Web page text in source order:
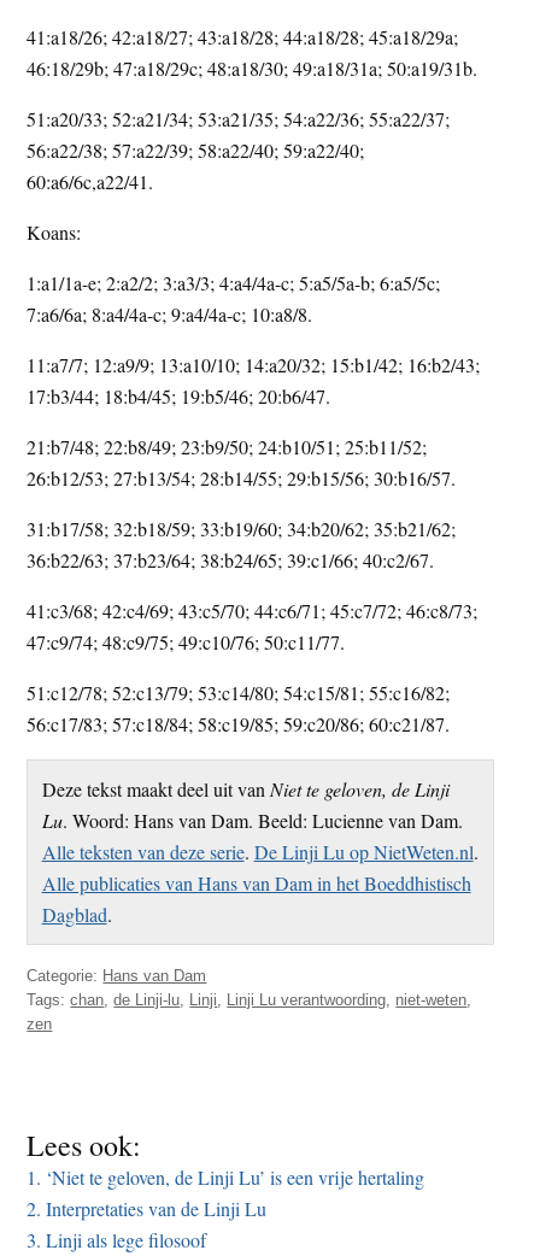
41:a18/26; 42:a18/27; 43:a18/28; 44:a18/28; 45:a18/29a;
46:18/29b; 47:a18/29c; 48:a18/30; 49:a18/31a; 50:a19/31b.
51:a20/33; 52:a21/34; 53:a21/35; 54:a22/36; 55:a22/37;
56:a22/38; 57:a22/39; 58:a22/40; 59:a22/40;
60:a6/6c,a22/41.
Koans:
1:a1/1a-e; 2:a2/2; 3:a3/3; 4:a4/4a-c; 5:a5/5a-b; 6:a5/5c;
7:a6/6a; 8:a4/4a-c; 9:a4/4a-c; 10:a8/8.
11:a7/7; 12:a9/9; 13:a10/10; 14:a20/32; 15:b1/42; 16:b2/43;
17:b3/44; 18:b4/45; 19:b5/46; 20:b6/47.
21:b7/48; 22:b8/49; 23:b9/50; 24:b10/51; 25:b11/52;
26:b12/53; 27:b13/54; 28:b14/55; 29:b15/56; 30:b16/57.
31:b17/58; 32:b18/59; 33:b19/60; 34:b20/62; 35:b21/62;
36:b22/63; 37:b23/64; 38:b24/65; 39:c1/66; 40:c2/67.
41:c3/68; 42:c4/69; 43:c5/70; 44:c6/71; 45:c7/72; 46:c8/73;
47:c9/74; 48:c9/75; 49:c10/76; 50:c11/77.
51:c12/78; 52:c13/79; 53:c14/80; 54:c15/81; 55:c16/82;
56:c17/83; 57:c18/84; 58:c19/85; 59:c20/86; 60:c21/87.
Deze tekst maakt deel uit van Niet te geloven, de Linji
Lu. Woord: Hans van Dam. Beeld: Lucienne van Dam.
Alle teksten van deze serie. De Linji Lu op NietWeten.nl.
Alle publicaties van Hans van Dam in het Boeddhistisch
Dagblad.
Categorie: Hans van Dam
Tags:chan ,de Linji-lu Linji Linji Lu verantwoording niet-weten
zen
Lees ook:
1. ‘Niet te geloven, de Linji Lu’ is een vrije hertaling
2. Interpretaties van de Linji Lu
3. Linji als lege filosoof